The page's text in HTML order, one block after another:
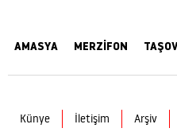
AMASYA MERZİFON
Künye İletişim Arşiv